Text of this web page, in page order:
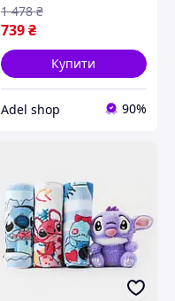
739₴
1 478 ₴
Купити
Adel shop 90%